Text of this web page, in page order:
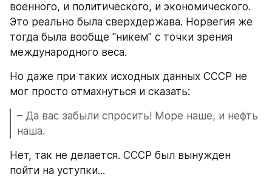
военного, и политического, и экономического.
Это реально была сверхдержава. Норвегия же
тогда была вообще "никем" с точки зрения
международного веса.
Но даже при таких исходных данных СССР не
мог просто отмахнуться и сказать:
– Да вас забыли спросить! Море наше, и нефть
наша.
Нет, так не делается. СССР был вынужден
пойти на уступки...